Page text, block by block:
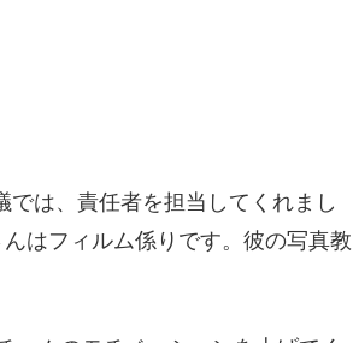
は、責任者を担当してくれまし
はフィルム係りです。彼の写真教